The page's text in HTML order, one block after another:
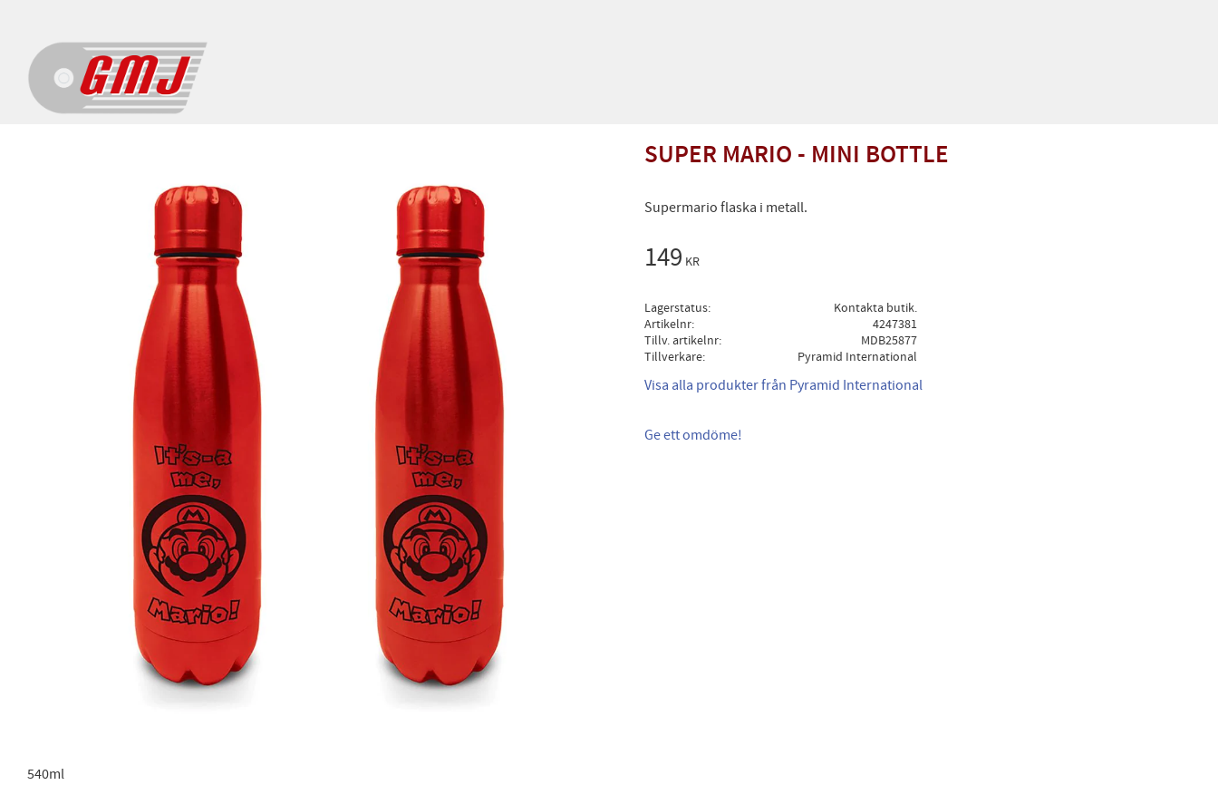
SUPER MARIO - MINI BOTTLE
Supermario flaska i metall.
149 KR
Lagerstatus
Kontakta butik.
Artikelnr
4247381
Tillv. artikelnr
MDB25877
Tillverkare
Pyramid International
Visa alla produkter från Pyramid International
Ge ett omdöme!
540ml